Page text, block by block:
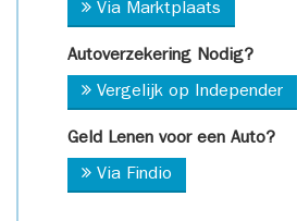
Via Marktplaats
Autoverzekering Nodig?
Vergelijk op Independer
Geld Lenen voor een Auto?
Via Findio